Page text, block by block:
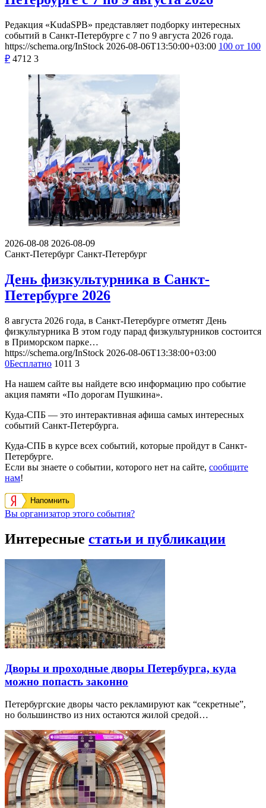
Редакция «KudaSPB» представляет подборку интересных
событий в Санкт-Петербурге с 7 по 9 августа 2026 года.
https://schema.org/InStock 2026-08-06T13:50:00+03:00 100 от 100
₽ 4712 3
2026-08-08 2026-08-09
Санкт-Петербург Санкт-Петербург
День физкультурника в Санкт-
Петербурге 2026
8 августа 2026 года, в Санкт-Петербурге отметят День
физкультурника В этом году парад физкультурников состоится
в Приморском парке…
https://schema.org/InStock 2026-08-06T13:38:00+03:00
0Бесплатно 1011 3
На нашем сайте вы найдете всю информацию про событие
акция памяти «По дорогам Пушкина».
Куда-СПБ — это интерактивная афиша самых интересных
событий Санкт-Петербурга.
Куда-СПБ в курсе всех событий, которые пройдут в Санкт-
Петербурге.
Если вы знаете о событии, которого нет на сайте, сообщите
нам!
Напомнить
Вы организатор этого события?
Интересные статьи и публикации
Дворы и проходные дворы Петербурга, куда
можно попасть законно
Петербургские дворы часто рекламируют как “секретные”,
но большинство из них остаются жилой средой…